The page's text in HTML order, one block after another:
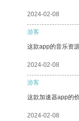
2024-02-08
游客
这款app的音乐资
2024-02-08
游客
这款加速器app的
2024-02-08